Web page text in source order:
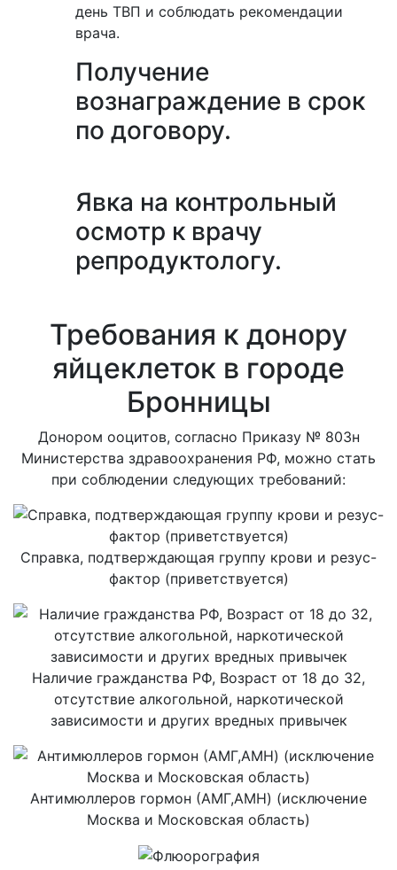
день ТВП и соблюдать рекомендации
врача.
Получение
вознаграждение в срок
по договору.
Явка на контрольный
осмотр к врачу
репродуктологу.
Требования к донору
яйцеклеток в городе
Бронницы
Донором ооцитов, согласно Приказу № 803н
Министерства здравоохранения РФ, можно стать
при соблюдении следующих требований:
Cправка, подтверждающая группу крови и резус-
фактор (приветствуется)
Наличие гражданства РФ, Возраст от 18 до 32,
отсутствие алкогольной, наркотической
зависимости и других вредных привычек
Антимюллеров гормон (АМГ,AMH) (исключение
Москва и Московская область)